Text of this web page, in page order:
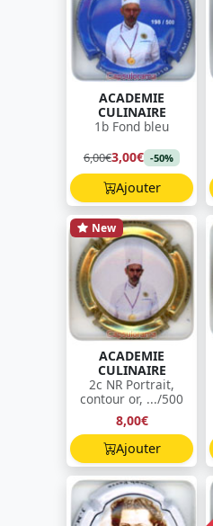
ACADEMIE
CULINAIRE
1b Fond bleu
6,00€3,00€ -50%
Ajouter
New
ACADEMIE
CULINAIRE
2c NR Portrait,
contour or, .../500
8,00€
Ajouter